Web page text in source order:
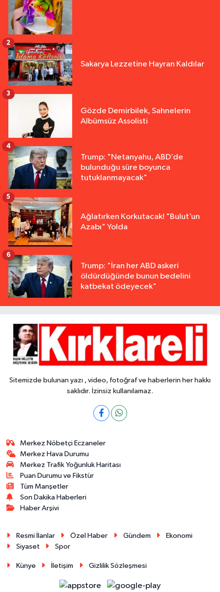
Sakarya Lezzetine Hayran Kaldılar
2
Gözde Demirbilek, Sahnelerin
Albümsüz Assolisti
3
Trump: "Netanyahu, ABD’de
bulunduğu süre boyunca
tutuklanmayacak"
4
Ağlatırken Korkutacak! "Bulut’un
Azabı" Yolda
5
Trump: "İran her ABD askeri
öldürdüğünde bunun bedelini
katbekat ödeyecek"
6
Sitemizde bulunan yazı , video, fotoğraf ve haberlerin her hakkı
saklıdır. İzinsiz kullanılamaz.
Merkez Nöbetçi Eczaneler
Merkez Hava Durumu
Merkez Trafik Yoğunluk Haritası
Puan Durumu ve Fikstür
Tüm Manşetler
Son Dakika Haberleri
Haber Arşivi
Resmi İlanlar Özel Haber Gündem
Ekonomi
Siyaset
Spor
Künye İletişim Gizlilik Sözleşmesi